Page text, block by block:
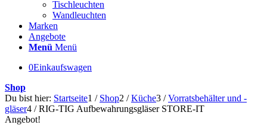
Tischleuchten
Wandleuchten
Marken
Angebote
Menü Menü
0Einkaufswagen
Shop
Du bist hier: Startseite1 / Shop2 / Küche3 / Vorratsbehälter und -
gläser4 / RIG-TIG Aufbewahrungsgläser STORE-IT
Angebot!